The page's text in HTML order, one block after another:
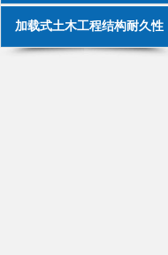
加载式土木工程结构耐久性